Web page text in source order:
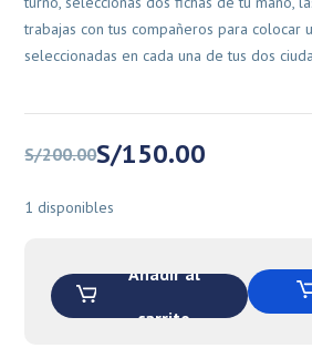
trabajas con tus compañeros para colocar
seleccionadas en cada una de tus dos
S/200.00
El
original
S/150.00
El
actual
1 disponibles
Añadir al
carrito